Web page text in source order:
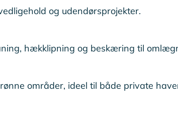
og udendørsprojekter.
hækklipning og beskæring til
områder, ideel til både private